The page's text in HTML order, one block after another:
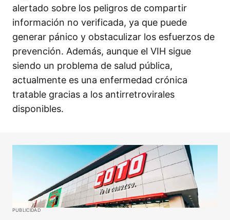
alertado sobre los peligros de compartir
información no verificada, ya que puede
generar pánico y obstaculizar los esfuerzos de
prevención. Además, aunque el VIH sigue
siendo un problema de salud pública,
actualmente es una enfermedad crónica
tratable gracias a los antirretrovirales
disponibles. ​
PUBLICIDAD